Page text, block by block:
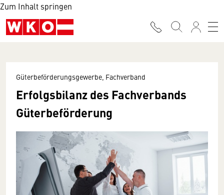
Zum Inhalt springen
Güterbeförderungsgewerbe, Fachverband
Erfolgsbilanz des Fachverbands
Güterbeförderung